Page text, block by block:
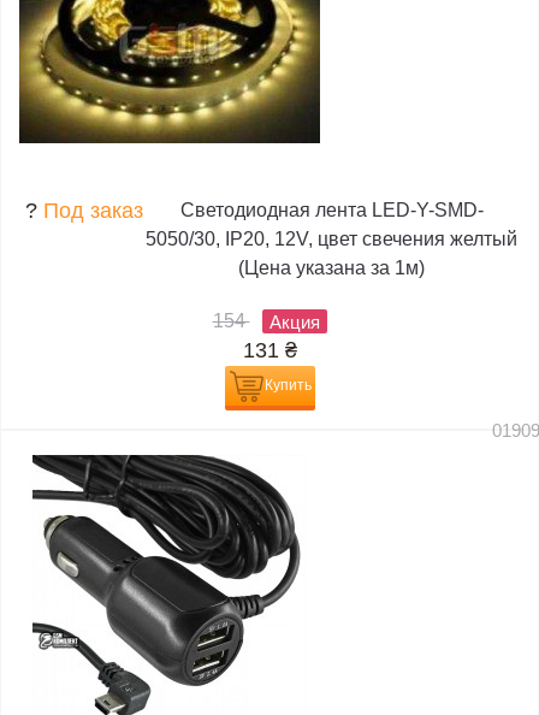
? Под заказ
Светодиодная лента LED-Y-SMD-
5050/30, IP20, 12V, цвет свечения желтый
(Цена указана за 1м)
154 Акция
131 ₴
Купить